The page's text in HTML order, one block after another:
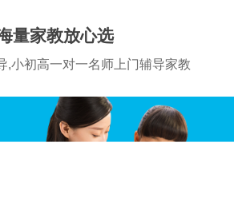
量家教放心选
,小初高一对一名师上门辅导家教